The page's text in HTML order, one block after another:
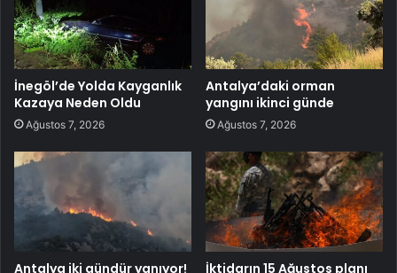
İnegöl’de Yolda Kayganlık
Kazaya Neden Oldu
Ağustos 7, 2026
Antalya’daki orman
yangını ikinci günde
Ağustos 7, 2026
Antalya iki gündür yanıyor! İktidarın 15 Ağustos planı